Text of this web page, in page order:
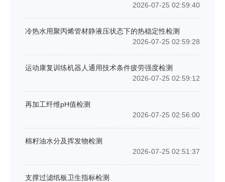
2026-07-25 02:59:40
冷热水用聚丙烯管材静液压状态下的热稳定性检测
2026-07-25 02:59:28
运动康复训练机器人通用技术条件疲劳强度检测
2026-07-25 02:59:12
再加工纤维pH值检测
2026-07-25 02:56:00
棉籽油水分及挥发物检测
2026-07-25 02:51:37
支撑过滤纸板卫生指标检测